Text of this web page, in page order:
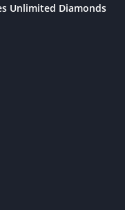
Unlimited Diamonds